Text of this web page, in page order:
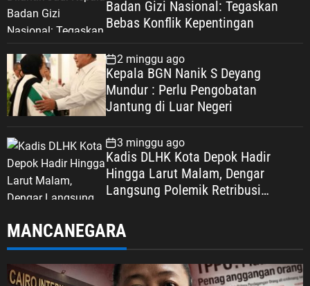
Badan Gizi Nasional: Tegaskan
Bebas Konflik Kepentingan
2 minggu ago
Kepala BGN Nanik S Deyang
Mundur : Perlu Pengobatan
Jantung di Luar Negeri
3 minggu ago
Kadis DLHK Kota Depok Hadir
Hingga Larut Malam, Dengar
Langsung Polemik Retribusi
MANCANEGARA